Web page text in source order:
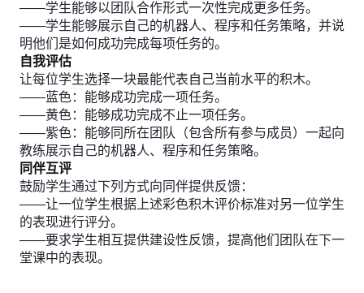
——学生能够以团队合作形式一次性完成更多任务。
——学生能够展示自己的机器人、程序和任务策略，并说
明他们是如何成功完成每项任务的。
自我评估
让每位学生选择一块最能代表自己当前水平的积木。
——蓝色：能够成功完成一项任务。
——黄色：能够成功完成不止一项任务。
——紫色：能够同所在团队（包含所有参与成员）一起向
教练展示自己的机器人、程序和任务策略。
同伴互评
鼓励学生通过下列方式向同伴提供反馈：
——让一位学生根据上述彩色积木评价标准对另一位学生
的表现进行评分。
——要求学生相互提供建设性反馈，提高他们团队在下一
堂课中的表现。